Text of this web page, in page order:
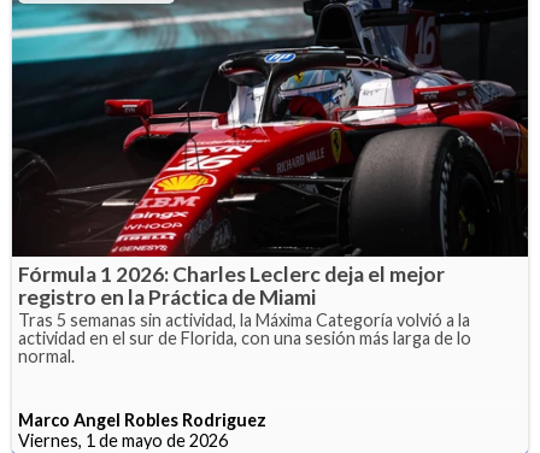
Fórmula 1 2026: Charles Leclerc deja el mejor
registro en la Práctica de Miami
Tras 5 semanas sin actividad, la Máxima Categoría volvió a la
actividad en el sur de Florida, con una sesión más larga de lo
normal.
Marco Angel Robles Rodriguez
Viernes, 1 de mayo de 2026